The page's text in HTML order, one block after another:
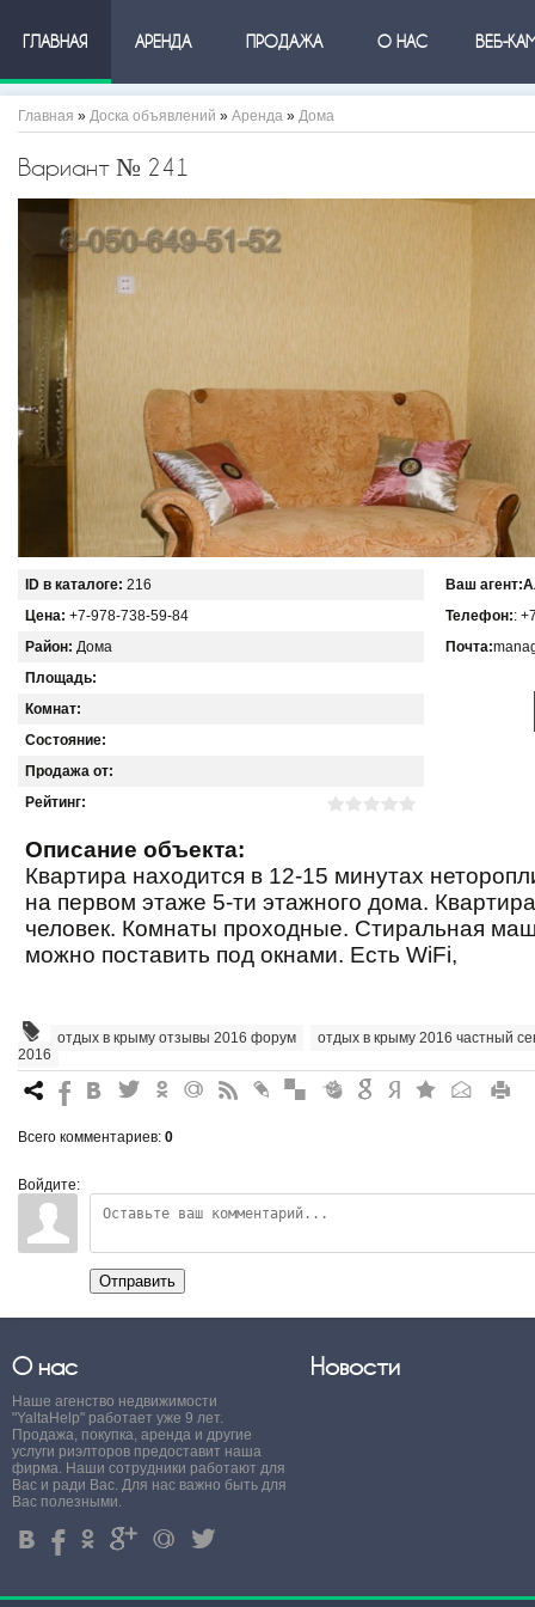
ГЛАВНАЯ АРЕНДА ПРОДАЖА О НАС ВЕБ-
Главная » Доска объявлений » Аренда » Дома
Вариант № 241
ID в каталоге: 216
Цена: +7-978-738-59-84
Район: Дома
Площадь:
Комнат:
Состояние:
Продажа от:
Рейтинг:
Ваш агент:
Телефон::
Почта:
Описание объекта:
Квартира находится в 12-15 минутах
на первом этаже 5-ти этажного дома.
человек. Комнаты проходные. Стиральная
можно поставить под окнами. Есть WiFi,
отдых в крыму отзывы 2016 форум
отдых в крыму 2016 частный
2016
7 % 4 3 . + 0 * # " & 6 Q P R
Всего комментариев: 0
Войдите:
Отправить
О нас
Наше агенство недвижимости
"YaltaHelp" работает уже 9 лет.
Продажа, покупка, аренда и другие
услуги риэлторов предоставит наша
фирма. Наши сотрудники работают для
Вас и ради Вас. Для нас важно быть для
Вас полезными.
4 % . ' + 3
Новости